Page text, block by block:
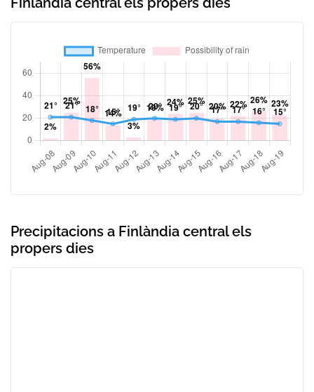
Precipitacions a Finlàndia central els
propers dies